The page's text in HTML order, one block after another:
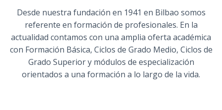
Desde nuestra fundación en 1941 en Bilbao somos
referente en formación de profesionales. En la
actualidad contamos con una amplia oferta académica
con Formación Básica, Ciclos de Grado Medio, Ciclos de
Grado Superior y módulos de especialización
orientados a una formación a lo largo de la vida.